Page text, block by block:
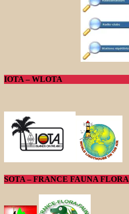
IOTA – WLOTA
SOTA – FRANCE FAUNA FLORA